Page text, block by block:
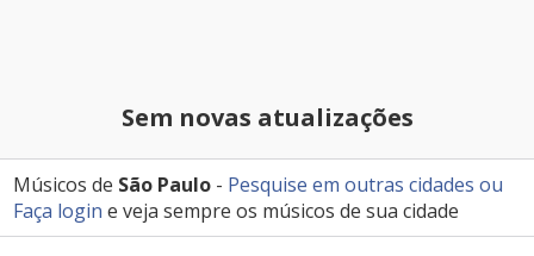
Sem novas atualizações
Músicos de São Paulo - Pesquise em outras cidades ou
Faça login e veja sempre os músicos de sua cidade